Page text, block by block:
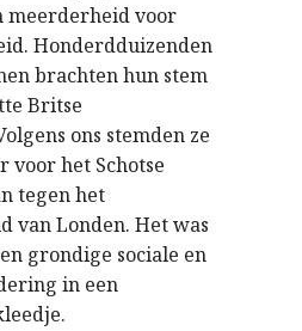
meerderheid voor
Honderdduizenden
brachten hun stem
Britse
ons stemden ze
het Schotse
tegen het
van Londen. Het was
grondige sociale en
in een